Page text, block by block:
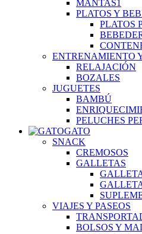
MANTAS1
PLATOS Y
PLATOS
ENTRENAMIENTO
RELAJACIÓN
BOZALES
JUGUETES
BAMBÚ
PELUCHES
GATO
SNACK
CREMOSOS
GALLETAS
VIAJES Y PASEOS
BOLSOS Y